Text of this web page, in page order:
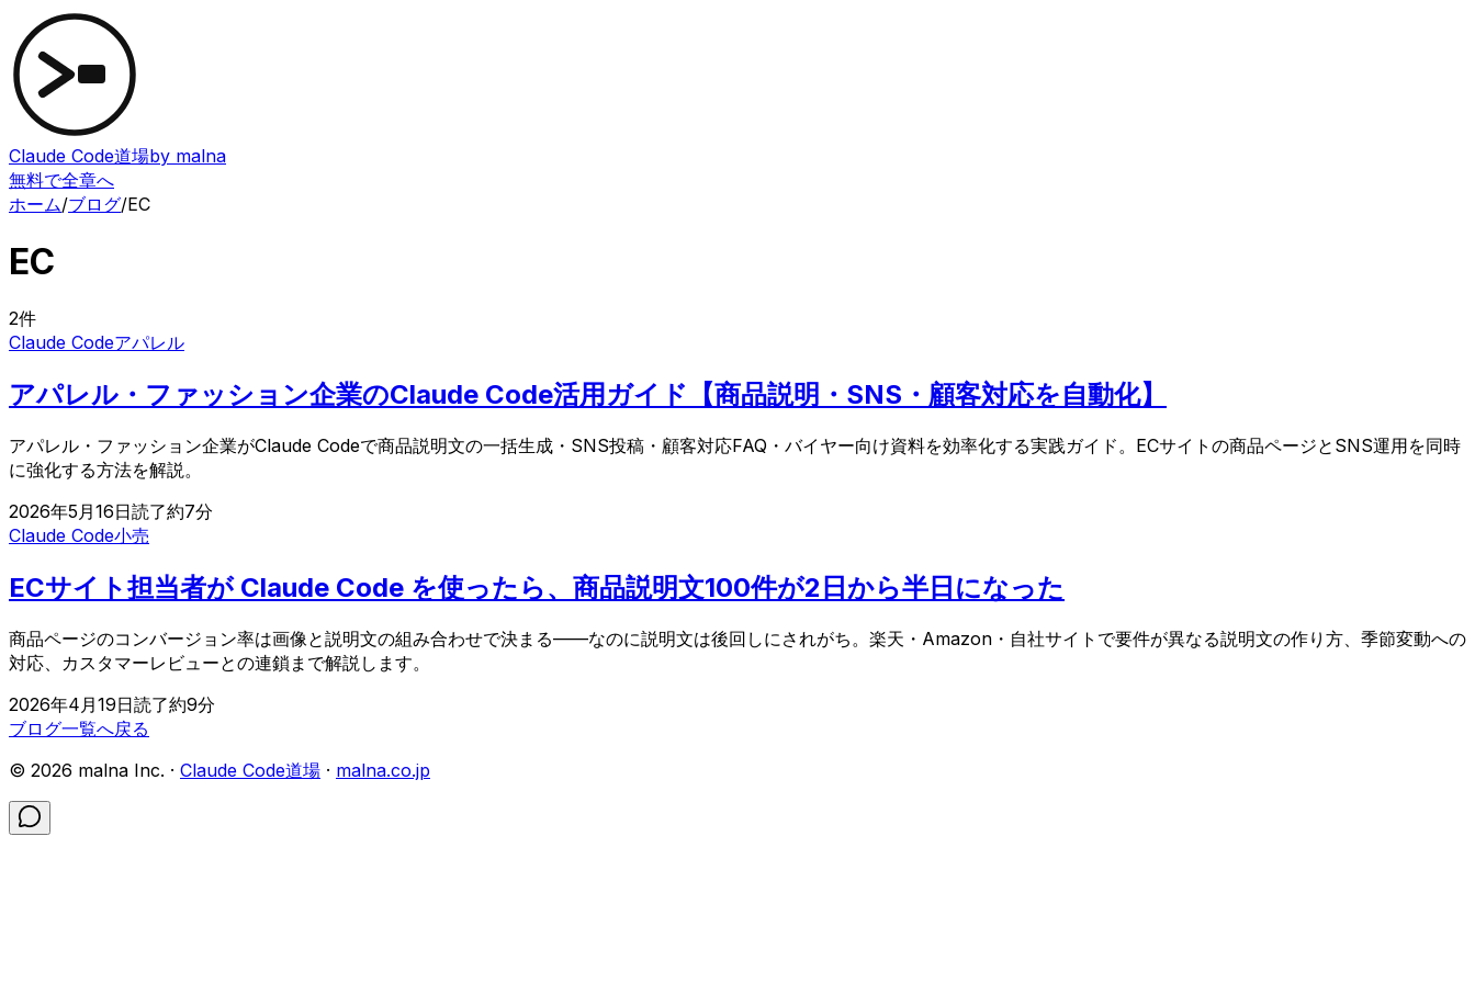
Claude Code道場by malna
無料で全章へ
ホーム/ブログ/EC
EC
2件
Claude Codeアパレル
アパレル・ファッション企業のClaude Code活用ガイド【商品説明・SNS・顧客対応を自動化】
アパレル・ファッション企業がClaude Codeで商品説明文の一括生成・SNS投稿・顧客対応FAQ・バイヤー向け資料を効率化する実践ガイド。ECサイトの商品ページとSNS運用を同時
に強化する方法を解説。
2026年5月16日読了約7分
Claude Code小売
ECサイト担当者が Claude Code を使ったら、商品説明文100件が2日から半日になった
商品ページのコンバージョン率は画像と説明文の組み合わせで決まる——なのに説明文は後回しにされがち。楽天・Amazon・自社サイトで要件が異なる説明文の作り方、季節変動への
対応、カスタマーレビューとの連鎖まで解説します。
2026年4月19日読了約9分
ブログ一覧へ戻る
© 2026 malna Inc. · Claude Code道場 · malna.co.jp